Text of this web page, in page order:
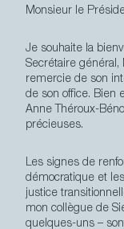
Monsieur le
Je souhaite la
Secrétaire général,
remercie de son
de son office. Bien
Anne Théroux-
précieuses.
Les signes de
démocratique et
justice
mon collègue de
quelques-uns –